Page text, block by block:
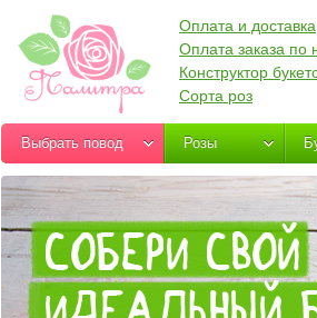
Оплата и доставка
Оплата заказа по
Конструктор
Сорта роз
Выбрать повод Розы